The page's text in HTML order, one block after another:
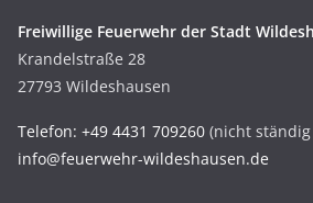
Freiwillige Feuerwehr der Stadt
Krandelstraße 28
27793 Wildeshausen
Telefon: +49 4431 709260 (nicht
info@feuerwehr-wildeshausen.de